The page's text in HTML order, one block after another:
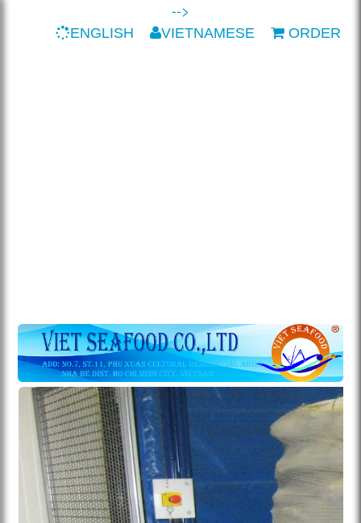
-->
ORDER
VIETNAMESE
ENGLISH